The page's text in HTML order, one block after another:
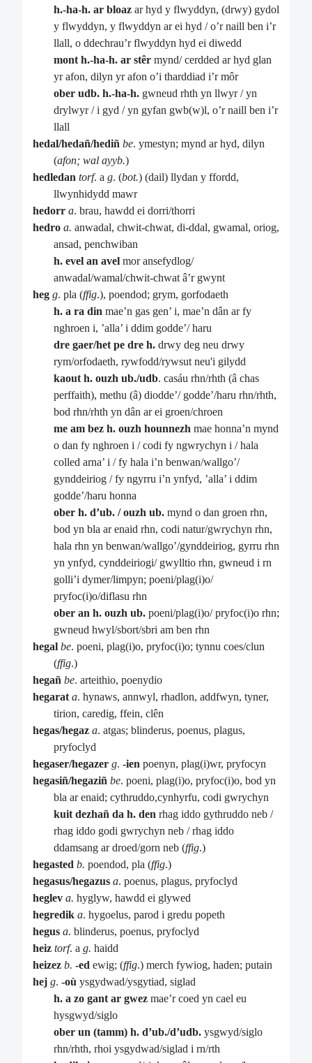
h.-ha-h. ar bloaz ar hyd y flwyddyn, (drwy) gydol
y flwyddyn, y flwyddyn ar ei hyd / o’r naill ben i’r
llall, o ddechrau’r flwyddyn hyd ei diwedd
mont h.-ha-h. ar stêr mynd/ cerdded ar hyd glan
yr afon, dilyn yr afon o’i tharddiad i’r môr
ober udb. h.-ha-h. gwneud rhth yn llwyr / yn
drylwyr / i gyd / yn gyfan gwb(w)l, o’r naill ben i’r
llall
hedal/hedañ/hediñ be. ymestyn; mynd ar hyd, dilyn
(afon; wal ayyb.)
hedledan torf. a g. (bot.) (dail) llydan y ffordd,
llwynhidydd mawr
hedorr a. brau, hawdd ei dorri/thorri
hedro a. anwadal, chwit-chwat, di-ddal, gwamal, oriog,
ansad, penchwiban
h. evel an avel mor ansefydlog/
anwadal/wamal/chwit-chwat â’r gwynt
heg g. pla (ffig.), poendod; grym, gorfodaeth
h. a ra din mae’n gas gen’ i, mae’n dân ar fy
nghroen i, ’alla’ i ddim godde’/ haru
dre gaer/het pe dre h. drwy deg neu drwy
rym/orfodaeth, rywfodd/rywsut neu'i gilydd
kaout h. ouzh ub./udb. casáu rhn/rhth (â chas
perffaith), methu (â) diodde’/ godde’/haru rhn/rhth,
bod rhn/rhth yn dân ar ei groen/chroen
me am bez h. ouzh hounnezh mae honna’n mynd
o dan fy nghroen i / codi fy ngwrychyn i / hala
colled arna’ i / fy hala i’n benwan/wallgo’/
gynddeiriog / fy ngyrru i’n ynfyd, ’alla’ i ddim
godde’/haru honna
ober h. d’ub. / ouzh ub. mynd o dan groen rhn,
bod yn bla ar enaid rhn, codi natur/gwrychyn rhn,
hala rhn yn benwan/wallgo’/gynddeiriog, gyrru rhn
yn ynfyd, cynddeiriogi/ gwylltio rhn, gwneud i rn
golli’i dymer/limpyn; poeni/plag(i)o/
pryfoc(i)o/diflasu rhn
ober an h. ouzh ub. poeni/plag(i)o/ pryfoc(i)o rhn;
gwneud hwyl/sbort/sbri am ben rhn
hegal be. poeni, plag(i)o, pryfoc(i)o; tynnu coes/clun
(ffig.)
hegañ be. arteithio, poenydio
hegarat a. hynaws, annwyl, rhadlon, addfwyn, tyner,
tirion, caredig, ffein, clên
hegas/hegaz a. atgas; blinderus, poenus, plagus,
pryfoclyd
hegaser/hegazer g. -ien poenyn, plag(i)wr, pryfocyn
hegasiñ/hegaziñ be. poeni, plag(i)o, pryfoc(i)o, bod yn
bla ar enaid; cythruddo,cynhyrfu, codi gwrychyn
kuit dezhañ da h. den rhag iddo gythruddo neb /
rhag iddo godi gwrychyn neb / rhag iddo
ddamsang ar droed/gorn neb (ffig.)
hegasted b. poendod, pla (ffig.)
hegasus/hegazus a. poenus, plagus, pryfoclyd
heglev a. hyglyw, hawdd ei glywed
hegredik a. hygoelus, parod i gredu popeth
hegus a. blinderus, poenus, pryfoclyd
heiz torf. a g. haidd
heizez b. -ed ewig; (ffig.) merch fywiog, haden; putain
hej g. -où ysgydwad/ysgytiad, siglad
h. a zo gant ar gwez mae’r coed yn cael eu
hysgwyd/siglo
ober un (tamm) h. d’ub./d’udb. ysgwyd/siglo
rhn/rhth, rhoi ysgydwad/siglad i rn/rth